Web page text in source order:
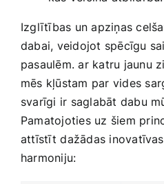
Izglītības un apziņas
dabai, veidojot spēcīgu
pasaulēm. ar katru jaunu
mēs kļūstam par vides
svarīgi ir saglabāt dabu
Pamatojoties uz šiem
attīstīt ⁤dažādas
harmoniju: